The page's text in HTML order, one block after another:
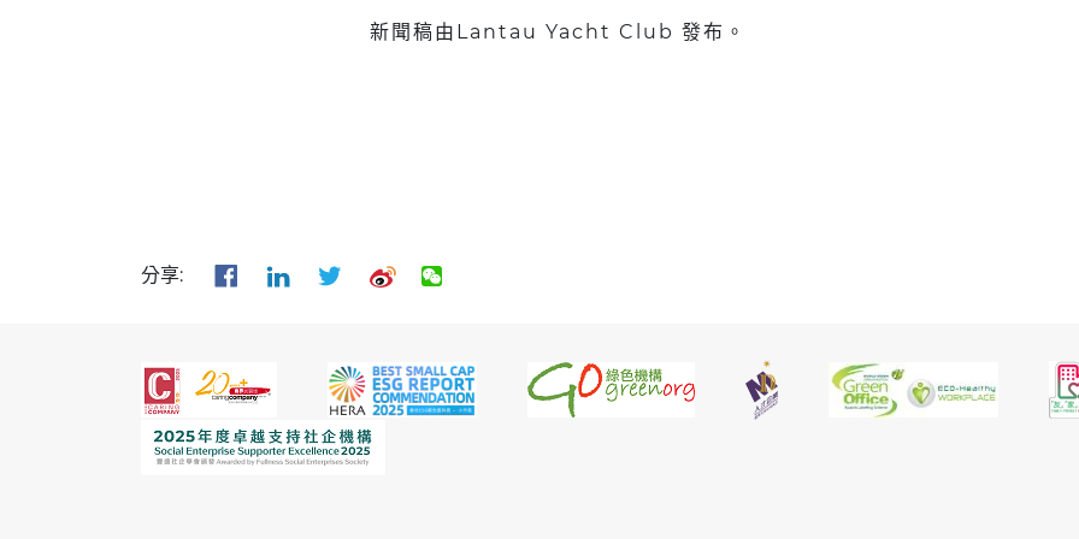
新聞稿由Lantau Yacht Club 發布。
分享: